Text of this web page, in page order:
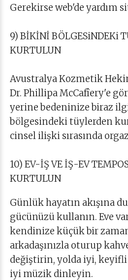
Gerekirse web'de yardım
9) BİKİNİ BÖLGESiNDEKi
KURTULUN
Avustralya Kozmetik
Dr. Phillipa McCafîery'e
yerine bedeninize biraz
bölgesindeki tüylerden
cinsel ilişki sırasında
10) EV-İŞ VE İŞ-EV
KURTULUN
Günlük hayatın akışına
gücünüzü kullanın. Eve
kendinize küçük bir
arkadaşınızla oturup
değiştirin, yolda iyi,
iyi müzik dinleyin.